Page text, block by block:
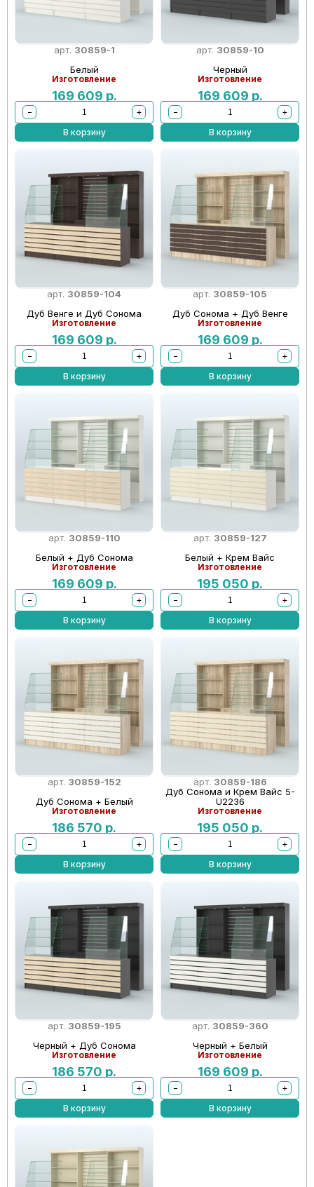
арт. 30859-1
Белый
Изготовление
169 609 р.
−
+
В корзину
арт. 30859-10
Черный
Изготовление
169 609 р.
−
+
В корзину
арт. 30859-104
Дуб Венге и Дуб Сонома
Изготовление
169 609 р.
−
+
В корзину
арт. 30859-105
Дуб Сонома + Дуб Венге
Изготовление
169 609 р.
−
+
В корзину
арт. 30859-110
Белый + Дуб Сонома
Изготовление
169 609 р.
−
+
В корзину
арт. 30859-127
Белый + Крем Вайс
Изготовление
195 050 р.
−
+
В корзину
арт. 30859-152
Дуб Сонома + Белый
Изготовление
186 570 р.
−
+
В корзину
арт. 30859-186
Дуб Сонома и Крем Вайс 5-
U2236
Изготовление
195 050 р.
−
+
В корзину
арт. 30859-195
Черный + Дуб Сонома
Изготовление
186 570 р.
−
+
В корзину
арт. 30859-360
Черный + Белый
Изготовление
169 609 р.
−
+
В корзину